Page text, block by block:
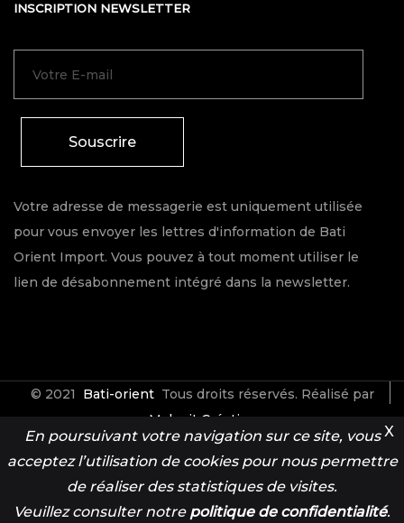
INSCRIPTION NEWSLETTER
Souscrire
Votre adresse de messagerie est uniquement utilisée
pour vous envoyer les lettres d'information de Bati
Orient Import. Vous pouvez à tout moment utiliser le
lien de désabonnement intégré dans la newsletter.
© 2021 Bati-orient Tous droits réservés. Réalisé par
Make it Créative
Contact Espace Pro
En poursuivant votre navigation sur ce site, vous
acceptez l’utilisation de cookies pour nous permettre
de réaliser des statistiques de visites.
Veuillez consulter notre politique de confidentialité.
X